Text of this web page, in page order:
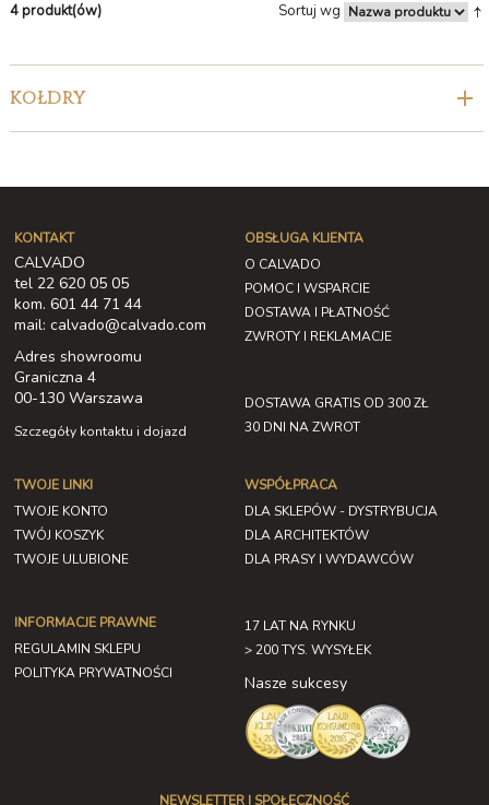
4 produkt(ów) Sortuj wg
KOŁDRY
KONTAKT
CALVADO
tel 22 620 05 05
kom. 601 44 71 44
mail: calvado@calvado.com
Adres showroomu
Graniczna 4
00-130 Warszawa
Szczegóły kontaktu i dojazd
OBSŁUGA KLIENTA
O CALVADO
POMOC I WSPARCIE
DOSTAWA I PŁATNOŚĆ
ZWROTY I REKLAMACJE
DOSTAWA GRATIS OD 300 ZŁ
30 DNI NA ZWROT
TWOJE LINKI
TWOJE KONTO
TWÓJ KOSZYK
TWOJE ULUBIONE
INFORMACJE PRAWNE
REGULAMIN SKLEPU
POLITYKA PRYWATNOŚCI
WSPÓŁPRACA
DLA SKLEPÓW - DYSTRYBUCJA
DLA ARCHITEKTÓW
DLA PRASY I WYDAWCÓW
17 LAT NA RYNKU
> 200 TYS. WYSYŁEK
Nasze sukcesy
NEWSLETTER I SPOŁECZNOŚĆ